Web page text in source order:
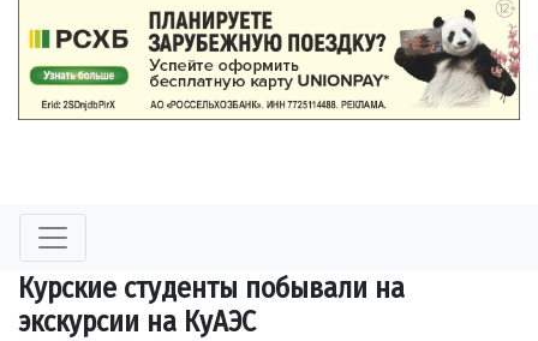
Курские студенты побывали на
экскурсии на КуАЭС